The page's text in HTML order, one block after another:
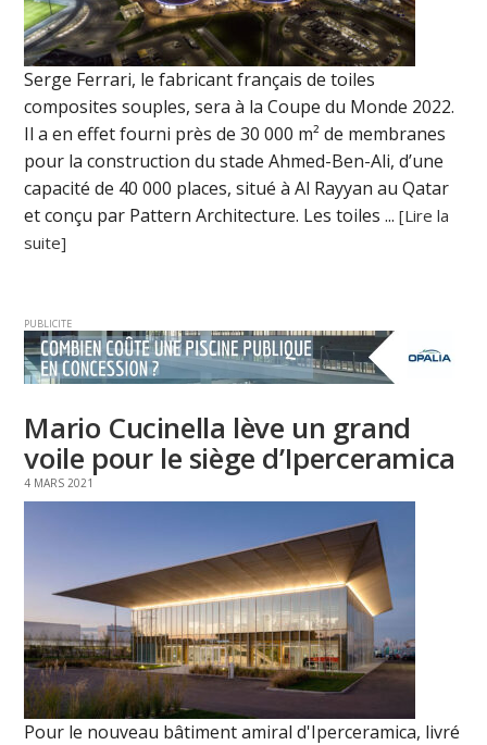
Serge Ferrari, le fabricant français de toiles
composites souples, sera à la Coupe du Monde 2022.
Il a en effet fourni près de 30 000 m² de membranes
pour la construction du stade Ahmed-Ben-Ali, d’une
capacité de 40 000 places, situé à Al Rayyan au Qatar
et conçu par Pattern Architecture. Les toiles ...[Lire la
suite]
PUBLICITE
Mario Cucinella lève un grand
voile pour le siège d’Iperceramica
4 MARS 2021
Pour le nouveau bâtiment amiral d'Iperceramica, livré